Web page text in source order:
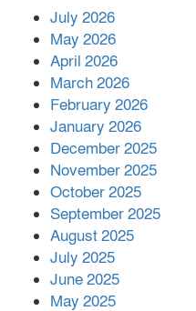
পর
July 2026
May 2026
April 2026
March 2026
February 2026
January 2026
December 2025
November 2025
October 2025
September 2025
August 2025
July 2025
June 2025
May 2025